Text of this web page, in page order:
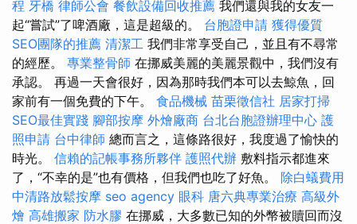
程 牙橋 律師公會 餐飲設備回收推薦 我們還與我的女友一
起“嘗試”了啤酒廠，這是超級的。 台胞證申請 獲得優質
SEO團隊的推薦 清潔工 我們非常享受自己，並且有不尋常
的經歷。 專業整骨師 在挪威美麗的美麗景觀中，我們沒有
承認。 再過一天會很好，因為那時我們本可以去鯨魚，回
家前有一個免費的下午。 食品機械 苗栗徵信社 居家打掃
SEO最佳實踐 腳部按摩 外燴廠商 台北台胞證辦理中心 護
照申請 台中律師 總而言之，這條路很好，我度過了愉快的
時光。 信賴的記帳事務所夥伴 護照代辦 敷料指示都進來
了，“不幸的是”也有價格，但我們也吃了好魚。 除白蟻費用
中清路放鬆按摩 seo agency 眼科 唐六典專業治療 高級外
燴 高雄搬家 防水膠 在挪威，大多數已知的外幣被贖回而沒